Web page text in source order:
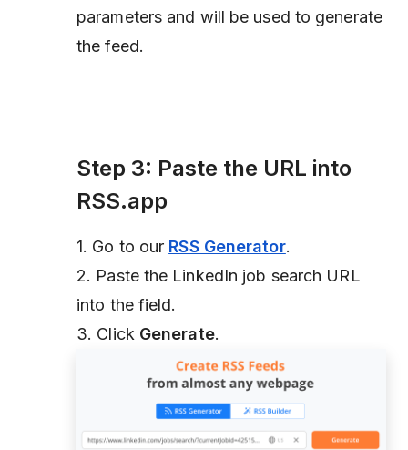
parameters and will be used to generate
the feed.
Step 3: Paste the URL into
RSS.app
1. Go to our RSS Generator.
2. Paste the LinkedIn job search URL
into the field.
3. Click Generate.